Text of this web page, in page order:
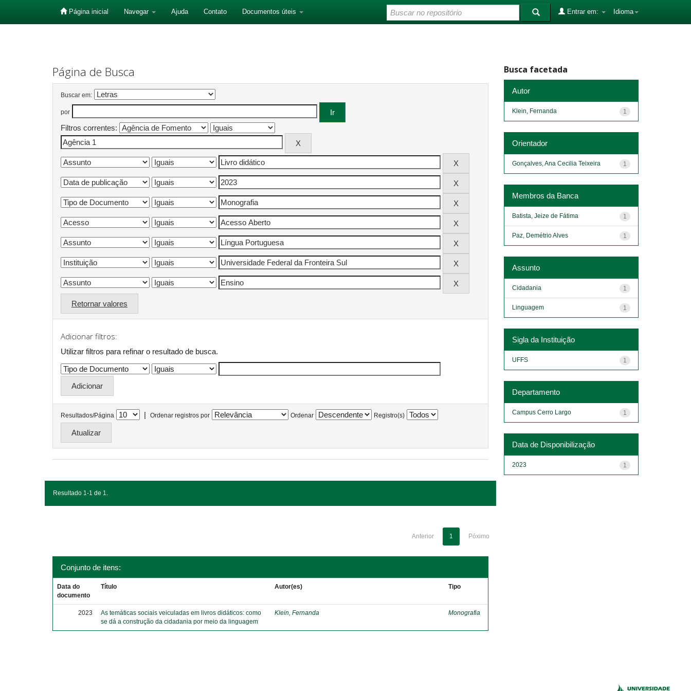
Página inicial Navegar Ajuda Contato Documentos úteis Idioma
Entrar em:
Página de Busca
Buscar em:
por
Filtros correntes:
Retornar valores
Adicionar filtros:
Utilizar filtros para refinar o resultado de busca.
Resultados/Página | Ordenar registros por Ordenar Registro(s)
Resultado 1-1 de 1.
Anterior 1 Póximo
Conjunto de itens:
Data do
documento
Título Autor(es) Tipo
2023
As temáticas sociais veiculadas em livros didáticos: como
se dá a construção da cidadania por meio da linguagem
Klein, Fernanda Monografia
Busca facetada
Autor
1
Klein, Fernanda
Orientador
1
Gonçalves, Ana Cecilia Teixeira
Membros da Banca
1
Batista, Jeize de Fátima
1
Paz, Demétrio Alves
Assunto
1
Cidadania
1
Linguagem
Sigla da Instituição
1
UFFS
Departamento
1
Campus Cerro Largo
Data de Disponibilização
1
2023